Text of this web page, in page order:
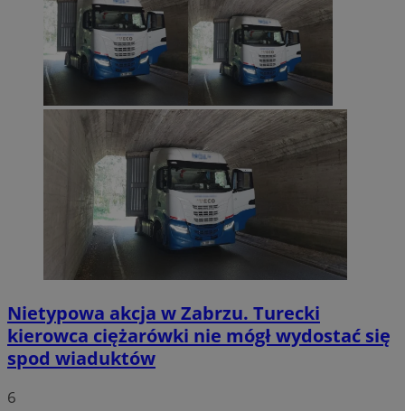
Nietypowa akcja w Zabrzu. Turecki
kierowca ciężarówki nie mógł wydostać się
spod wiaduktów
6